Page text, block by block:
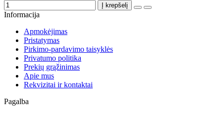
Į krepšelį
Informacija
Apmokėjimas
Pristatymas
Pirkimo-pardavimo taisyklės
Privatumo politika
Prekių grąžinimas
Apie mus
Rekvizitai ir kontaktai
Pagalba